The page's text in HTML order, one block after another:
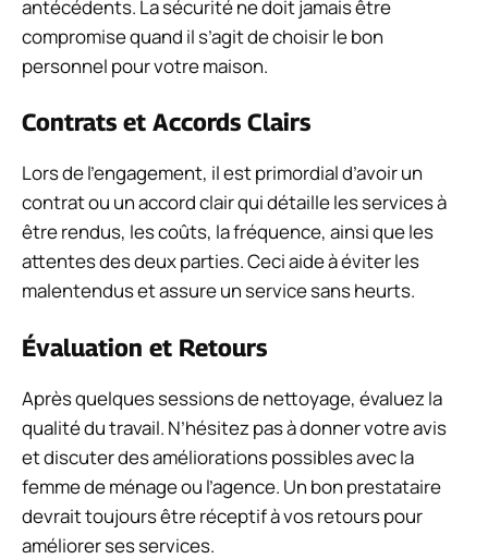
antécédents. La sécurité ne doit jamais être
compromise quand il s’agit de choisir le bon
personnel pour votre maison.
Contrats et Accords Clairs
Lors de l’engagement, il est primordial d’avoir un
contrat ou un accord clair qui détaille les services à
être rendus, les coûts, la fréquence, ainsi que les
attentes des deux parties. Ceci aide à éviter les
malentendus et assure un service sans heurts.
Évaluation et Retours
Après quelques sessions de nettoyage, évaluez la
qualité du travail. N’hésitez pas à donner votre avis
et discuter des améliorations possibles avec la
femme de ménage ou l’agence. Un bon prestataire
devrait toujours être réceptif à vos retours pour
améliorer ses services.